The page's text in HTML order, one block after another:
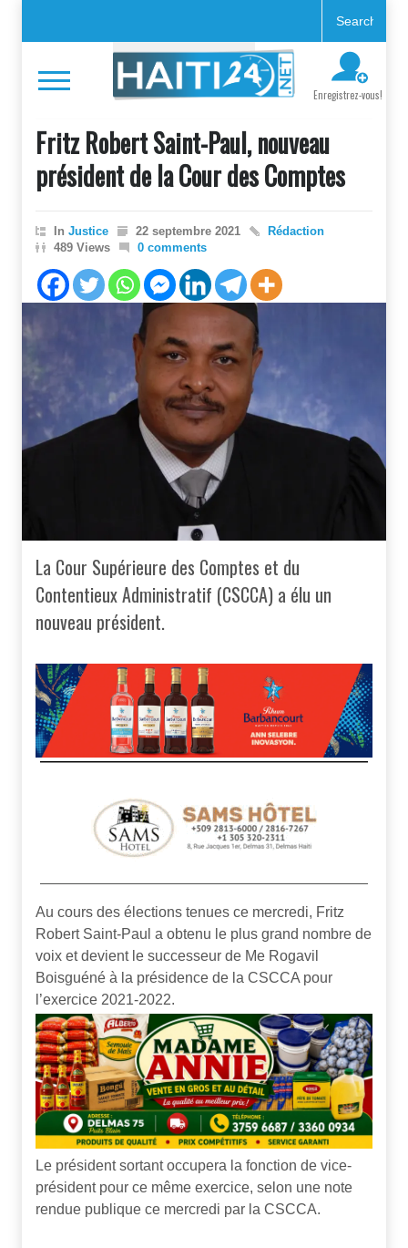
Enregistrez-vous!
Fritz Robert Saint-Paul, nouveau
président de la Cour des Comptes
In Justice 22 septembre 2021
Rédaction
489 Views
0 comments
La Cour Supérieure des Comptes et du
Contentieux Administratif (CSCCA) a élu un
nouveau président.
Au cours des élections tenues ce mercredi, Fritz
Robert Saint-Paul a obtenu le plus grand nombre de
voix et devient le successeur de Me Rogavil
Boisguéné à la présidence de la CSCCA pour
l’exercice 2021-2022.
Le président sortant occupera la fonction de vice-
président pour ce même exercice, selon une note
rendue publique ce mercredi par la CSCCA.